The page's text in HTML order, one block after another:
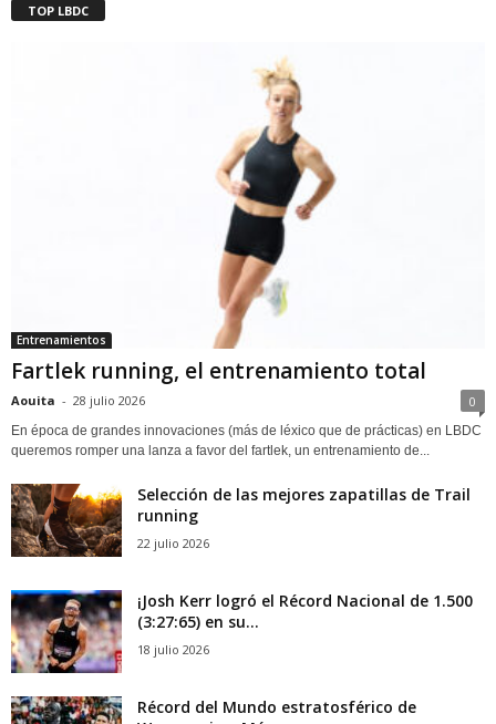
TOP LBDC
Entrenamientos
Fartlek running, el entrenamiento total
Aouita - 28 julio 2026 0
En época de grandes innovaciones (más de léxico que de prácticas) en LBDC
queremos romper una lanza a favor del fartlek, un entrenamiento de...
Selección de las mejores zapatillas de Trail
running
22 julio 2026
¡Josh Kerr logró el Récord Nacional de 1.500
(3:27:65) en su...
18 julio 2026
Récord del Mundo estratosférico de